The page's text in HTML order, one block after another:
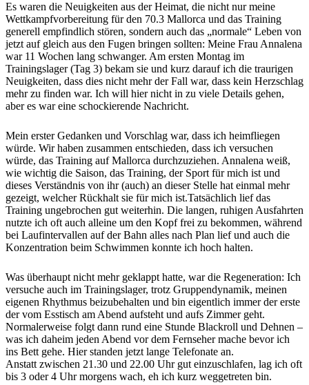
Es waren die Neuigkeiten aus der Heimat, die nicht nur meine
Wettkampfvorbereitung für den 70.3 Mallorca und das Training
generell empfindlich stören, sondern auch das „normale“ Leben von
jetzt auf gleich aus den Fugen bringen sollten: Meine Frau Annalena
war 11 Wochen lang schwanger. Am ersten Montag im
Trainingslager (Tag 3) bekam sie und kurz darauf ich die traurigen
Neuigkeiten, dass dies nicht mehr der Fall war, dass kein Herzschlag
mehr zu finden war. Ich will hier nicht in zu viele Details gehen,
aber es war eine schockierende Nachricht.
Mein erster Gedanken und Vorschlag war, dass ich heimfliegen
würde. Wir haben zusammen entschieden, dass ich versuchen
würde, das Training auf Mallorca durchzuziehen. Annalena weiß,
wie wichtig die Saison, das Training, der Sport für mich ist und
dieses Verständnis von ihr (auch) an dieser Stelle hat einmal mehr
gezeigt, welcher Rückhalt sie für mich ist.Tatsächlich lief das
Training ungebrochen gut weiterhin. Die langen, ruhigen Ausfahrten
nutzte ich oft auch alleine um den Kopf frei zu bekommen, während
bei Laufintervallen auf der Bahn alles nach Plan lief und auch die
Konzentration beim Schwimmen konnte ich hoch halten.
Was überhaupt nicht mehr geklappt hatte, war die Regeneration: Ich
versuche auch im Trainingslager, trotz Gruppendynamik, meinen
eigenen Rhythmus beizubehalten und bin eigentlich immer der erste
der vom Esstisch am Abend aufsteht und aufs Zimmer geht.
Normalerweise folgt dann rund eine Stunde Blackroll und Dehnen –
was ich daheim jeden Abend vor dem Fernseher mache bevor ich
ins Bett gehe. Hier standen jetzt lange Telefonate an.
Anstatt zwischen 21.30 und 22.00 Uhr gut einzuschlafen, lag ich oft
bis 3 oder 4 Uhr morgens wach, eh ich kurz weggetreten bin.